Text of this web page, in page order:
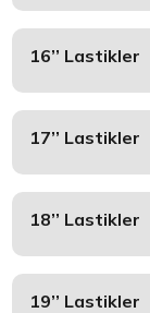
16’’ Lastikler
17’’ Lastikler
18’’ Lastikler
19’’ Lastikler